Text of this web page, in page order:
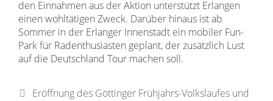
den Einnahmen aus der Aktion unterstützt Erlangen
einen wohltätigen Zweck. Darüber hinaus ist ab
Sommer in der Erlanger Innenstadt ein mobiler Fun-
Park für Radenthusiasten geplant, der zusätzlich Lust
auf die Deutschland Tour machen soll.
Eröffnung des Göttinger Frühjahrs-Volkslaufes und